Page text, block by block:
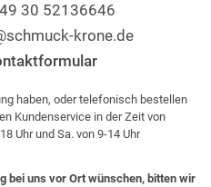
30 52136646
krone.de
haben, oder telefonisch bestellen
Kundenservice in der Zeit von
Uhr und Sa. von 9-14 Uhr
bei uns vor Ort wünschen, bitten wir